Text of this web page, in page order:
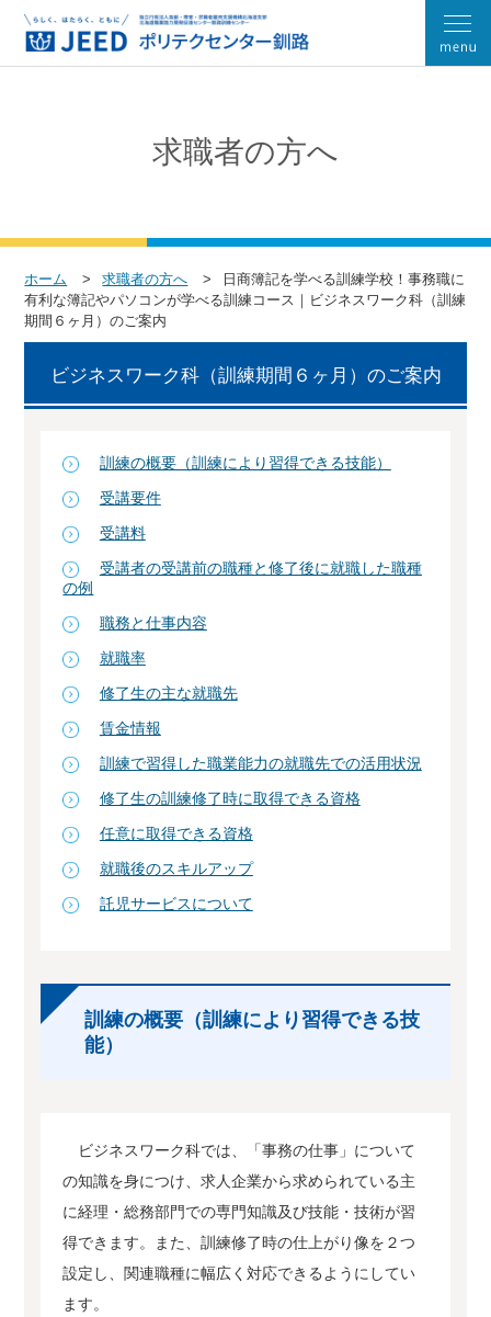
求職者の方へ
ホーム 求職者の方へ
日商簿記を学べる訓練学校！事務職に
有利な簿記やパソコンが学べる訓練コース｜ビジネスワーク科（訓練
期間６ヶ月）のご案内
ビジネスワーク科（訓練期間６ヶ月）のご案内
訓練の概要（訓練により習得できる技能）
受講要件
受講料
受講者の受講前の職種と修了後に就職した職種
の例
職務と仕事内容
就職率
修了生の主な就職先
賃金情報
訓練で習得した職業能力の就職先での活用状況
修了生の訓練修了時に取得できる資格
任意に取得できる資格
就職後のスキルアップ
託児サービスについて
訓練の概要（訓練により習得できる技
能）
ビジネスワーク科では、「事務の仕事」について
の知識を身につけ、求人企業から求められている主
に経理・総務部門での専門知識及び技能・技術が習
得できます。また、訓練修了時の仕上がり像を２つ
設定し、関連職種に幅広く対応できるようにしてい
ます。